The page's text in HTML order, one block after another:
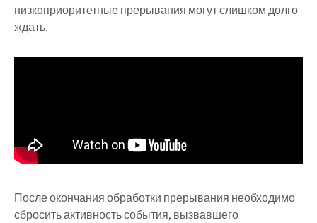
низкоприоритетные прерывания могут слишком долго
ждать.
После окончания обработки прерывания необходимо
сбросить активность события, вызвавшего